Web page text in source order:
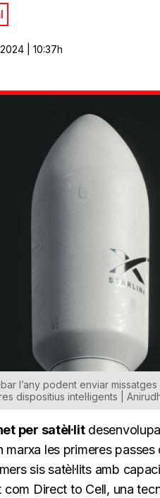
| 10:37h
l’any podent enviar
dispositius intel·ligents |
per satèl·lit
marxa les primeres
sis satèl·lits amb
Direct to Cell, una